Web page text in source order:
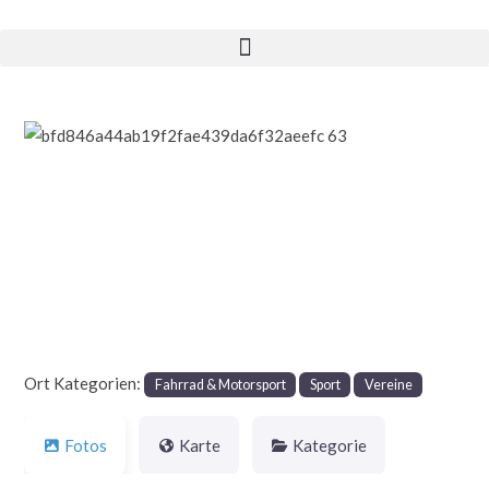
Ort Kategorien: Fahrrad & Motorsport Sport Vereine
Fotos Karte Kategorie